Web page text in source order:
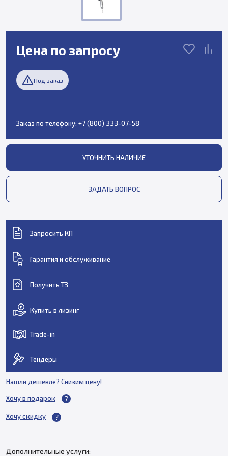
Цена по запросу
Под заказ
Заказ по телефону: +7 (800) 333-07-58
УТОЧНИТЬ НАЛИЧИЕ
ЗАДАТЬ ВОПРОС
Запросить КП
Гарантия и обслуживание
Получить ТЗ
Купить в лизинг
Trade-in
Тендеры
Нашли дешевле? Снизим цену!
Хочу в подарок
Хочу скидку
Дополнительные услуги: